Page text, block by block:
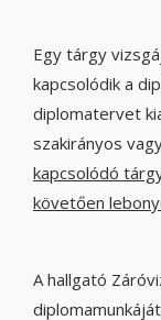
Egy tárgy
kapcsolódik a
diplomatervet
szakirányos
kapcsolódó
követően
A hallgató